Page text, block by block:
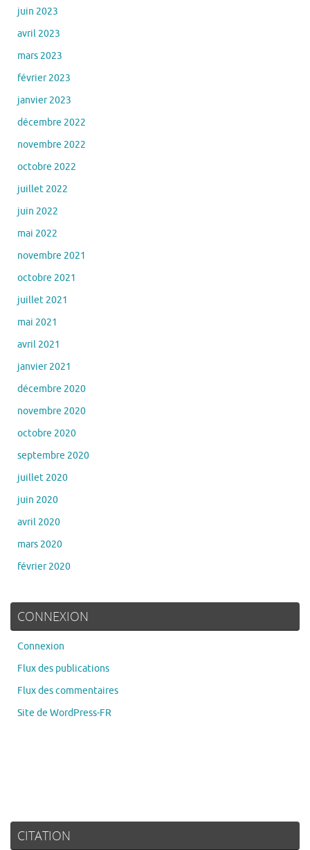
juin 2023
avril 2023
mars 2023
février 2023
janvier 2023
décembre 2022
novembre 2022
octobre 2022
juillet 2022
juin 2022
mai 2022
novembre 2021
octobre 2021
juillet 2021
mai 2021
avril 2021
janvier 2021
décembre 2020
novembre 2020
octobre 2020
septembre 2020
juillet 2020
juin 2020
avril 2020
mars 2020
février 2020
CONNEXION
Connexion
Flux des publications
Flux des commentaires
Site de WordPress-FR
CITATION